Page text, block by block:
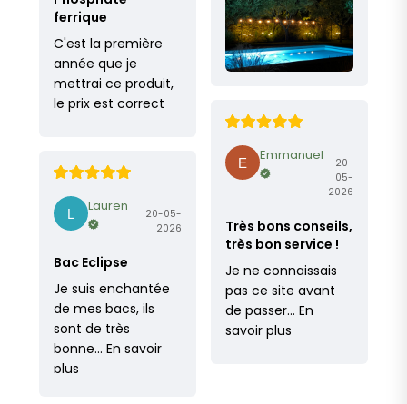
ferrique
C'est la première
année que je
mettrai ce produit,
le prix est correct
Emmanuel
20-
05-
2026
Très bons conseils,
très bon service !
Je ne connaissais
pas ce site avant
de passer… En
savoir plus
Lauren
20-05-
2026
Bac Eclipse
Je suis enchantée
de mes bacs, ils
sont de très
bonne… En savoir
plus